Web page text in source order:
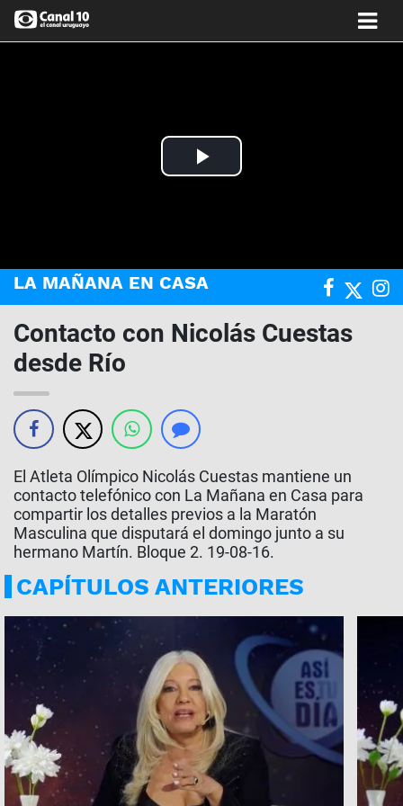
Play
LA MAÑANA EN CASA
Contacto con Nicolás Cuestas
desde Río
El Atleta Olímpico Nicolás Cuestas mantiene un
contacto telefónico con La Mañana en Casa para
compartir los detalles previos a la Maratón
Masculina que disputará el domingo junto a su
hermano Martín. Bloque 2. 19-08-16.
CAPÍTULOS ANTERIORES